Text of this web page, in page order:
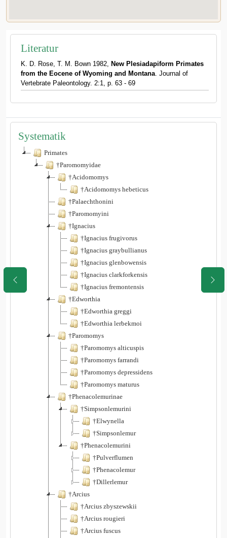
Literatur
K. D. Rose, T. M. Bown 1982, New Plesiadapiform Primates
from the Eocene of Wyoming and Montana. Journal of
Vertebrate Paleontology. 2:1, p. 63 - 69
Systematik
Primates
†Paromomyidae
†Acidomomys
†Acidomomys hebeticus
†Palaechthonini
†Paromomyini
†Ignacius
†Ignacius frugivorus
†Ignacius graybullianus
†Ignacius glenbowensis
†Ignacius clarkforkensis
†Ignacius fremontensis
†Edworthia
†Edworthia greggi
†Edworthia lerbekmoi
†Paromomys
†Paromomys alticuspis
†Paromomys farrandi
†Paromomys depressidens
†Paromomys maturus
†Phenacolemurinae
†Simpsonlemurini
†Elwynella
†Simpsonlemur
†Phenacolemurini
†Pulverflumen
†Phenacolemur
†Dillerlemur
†Arcius
†Arcius zbyszewskii
†Arcius rougieri
†Arcius fuscus